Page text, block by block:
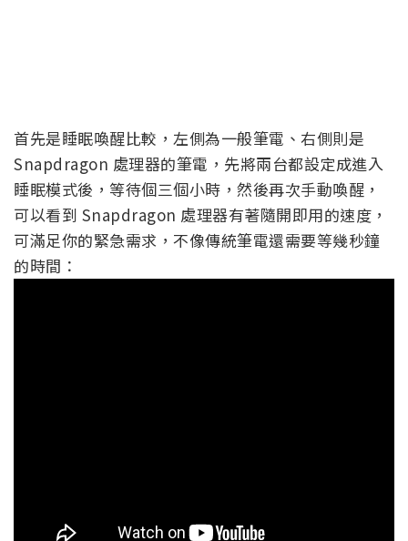
首先是睡眠喚醒比較，左側為一般筆電、右側則是
Snapdragon 處理器的筆電，先將兩台都設定成進入
睡眠模式後，等待個三個小時，然後再次手動喚醒，
可以看到 Snapdragon 處理器有著隨開即用的速度，
可滿足你的緊急需求，不像傳統筆電還需要等幾秒鐘
的時間：